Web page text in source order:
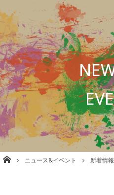
株式会社babel 美容室/理容室/ネイル/各
ニュース&イベント 新着情報